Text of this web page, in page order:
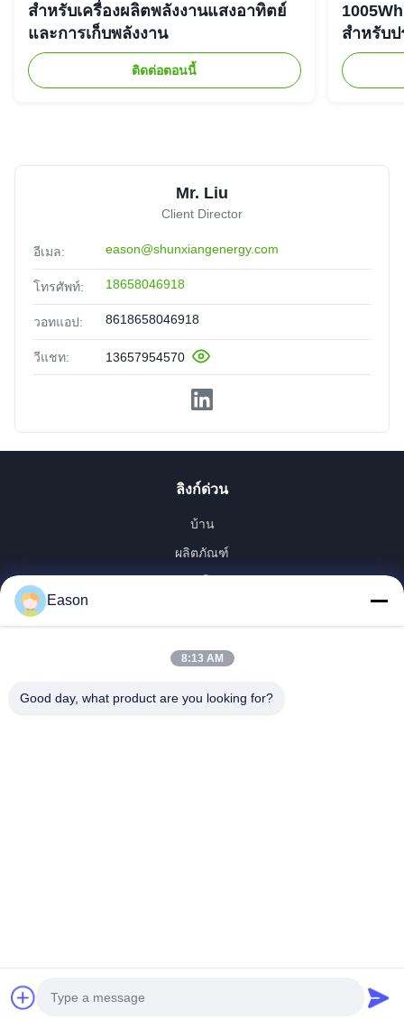
สําหรับเครื่องผลิตพลังงานแสงอาทิตย์
และการเก็บพลังงาน
ติดต่อตอนนี้
สําหรับ
Mr. Liu
Client Director
อีเมล: eason@shunxiangenergy.com
โทรศัพท์: 18658046918
วอทแอป: 8618658046918
วีแชท: 13657954570
ลิงก์ด่วน
บ้าน
ผลิตภัณฑ์
ควบคุมคุณภาพ
ติดต่อเรา
Eason
8:13 AM
Good day, what product are you looking for?